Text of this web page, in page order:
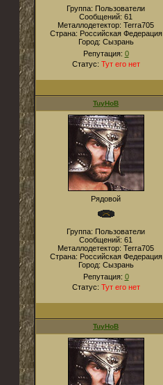
Группа: Пользователи
Сообщений: 61
Металлодетектор: Terra705
Страна: Российская Федерация
Город: Сызрань
Репутация: 0
Статус: Тут его нет
TuyHoB
Рядовой
Группа: Пользователи
Сообщений: 61
Металлодетектор: Terra705
Страна: Российская Федерация
Город: Сызрань
Репутация: 0
Статус: Тут его нет
TuyHoB